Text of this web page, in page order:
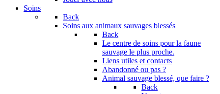
Soins
Back
Soins aux animaux sauvages blessés
Back
Le centre de soins pour la faune
sauvage le plus proche.
Liens utiles et contacts
Abandonné ou pas ?
Animal sauvage blessé, que faire ?
Back